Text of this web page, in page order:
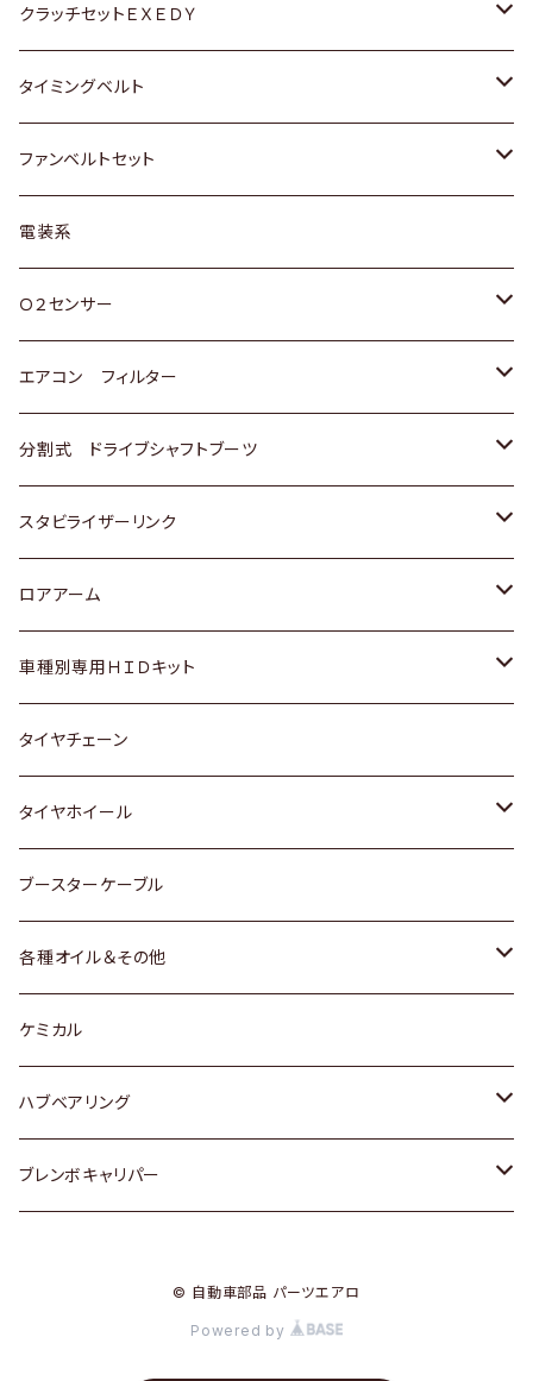
マツダ
三菱
スバル
日野
アストロ（シボレー）
クライスラー
日産
ダイハツ
マツダ
三菱
スバル
日産
ホンダ
マツダ
ホンダ
スズキ
ダイハツ
マツダ
三菱
スバル
クラッチセットＥＸＥＤＹ
ホンダ
スズキ
日産
ダイハツ
マツダ
三菱
スバル
タイミングベルト
トヨタ
スズキ
ダイハツ
三菱
スバル
ファンベルトセット
トヨタ
ホンダ
スズキ
日産
いすゞ
ダイハツ
マツダ
三菱
スバル
レクサス
電装系
Ｏ２センサー
トヨタ
ホンダ
スズキ
日産
ダイハツ
マツダ
三菱
スバル
エアコン フィルター
トヨタ
ホンダ
スズキ
日産
いすゞ
ダイハツ
マツダ
三菱
スバル
分割式 ドライブシャフトブーツ
トヨタ
ホンダ
スズキ
日産
ダイハツ
スバル
スタビライザーリンク
トヨタ
ホンダ
スズキ
日産
ダイハツ
マツダ
ロアアーム
ホンダ
スズキ
日産
ダイハツ
マツダ
スバル
車種別専用ＨＩＤキット
トヨタ
マツダ
タイヤチェーン
タイヤホイール
トヨタ
ホンダ
スズキ
日産
ダイハツ
ブースターケーブル
各種オイル＆その他
ディーデル洗浄添加剤
ケミカル
ハブベアリング
トヨタ
ブレンボキャリパー
© 自動車部品 パーツエアロ
Powered by